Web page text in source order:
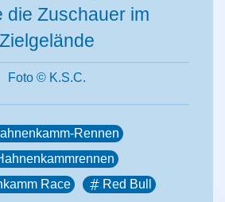
die Zuschauer im
Zielgelände
Foto © K.S.C.
Rennen
Race
Red Bull